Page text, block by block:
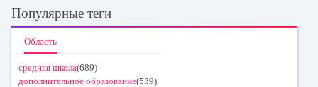
Популярные теги
Область
средняя школа(689)
дополнительное образование(539)